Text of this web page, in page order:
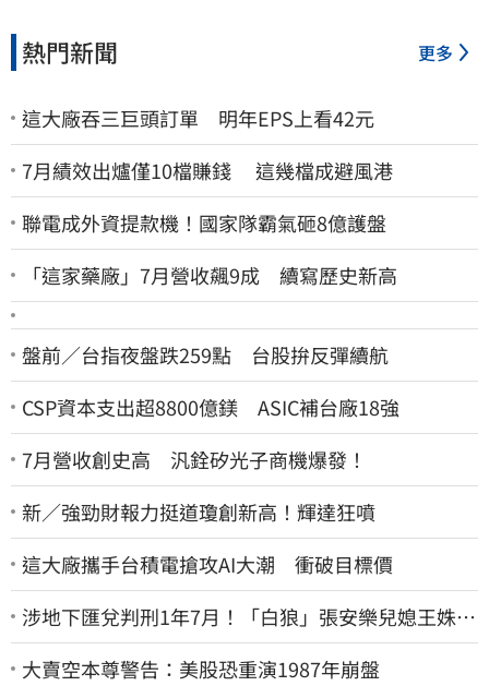
熱門新聞 更多
這大廠吞三巨頭訂單 明年EPS上看42元
7月績效出爐僅10檔賺錢 這幾檔成避風港
聯電成外資提款機！國家隊霸氣砸8億護盤
「這家藥廠」7月營收飆9成 續寫歷史新高
盤前／台指夜盤跌259點 台股拚反彈續航
CSP資本支出超8800億鎂 ASIC補台廠18強
7月營收創史高 汎銓矽光子商機爆發！
新／強勁財報力挺道瓊創新高！輝達狂噴
這大廠攜手台積電搶攻AI大潮 衝破目標價
涉地下匯兌判刑1年7月！「白狼」張安樂兒媳王姝茵
北檢報到、今發監執行
大賣空本尊警告：美股恐重演1987年崩盤